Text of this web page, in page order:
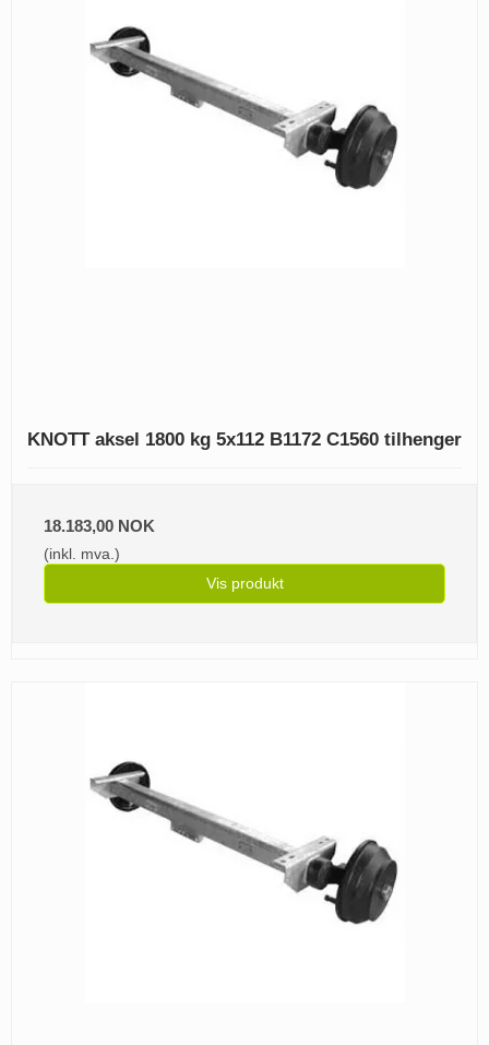
KNOTT aksel 1800 kg 5x112 B1172 C1560 tilhenger
18.183,00 NOK
(inkl. mva.)
Vis produkt